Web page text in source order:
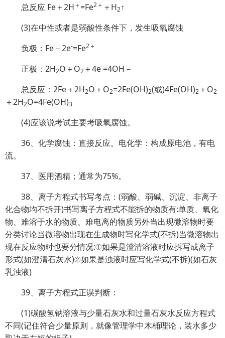
总反应 Fe＋2H ＋ =Fe2＋ ＋H2↑
(3)在中性或者是弱酸性条件下，发生吸氧腐蚀
负极：Fe－2e-=Fe2＋
正极：2H2O＋O2 ＋4e-=4OH－
总反应：2Fe＋2H2O＋O2=2Fe(OH)2(或)4Fe(OH)2 ＋O2
＋2H2O=4Fe(OH)3
(4)应该说考试主要考吸氧腐蚀。
36、化学腐蚀：直接反应。电化学：构成原电池，有电
流。
37、医用酒精；通常为75%。
38、离子方程式书写考点：(弱酸、弱碱、沉淀、非离子
化合物均不拆开)书写离子方程式不能拆的物质有:单质、氧化
物、难溶于水的物质、难电离的物质另外当出现微溶物时要
分类讨论当微溶物出现在生成物时写化学式(不拆)当微溶物出
现在反应物时也要分情况:①如果是澄清溶液时应拆写成离子
形式(如澄清石灰水)②如果是浊液时应写化学式(不拆)(如石灰
乳浊液)
39、离子方程式正误判断：
(1)碳酸氢钠溶液与少量石灰水和过量石灰水反应方程式
不同(记住符合少量原则，就像管理学中木桶理论，装水多少